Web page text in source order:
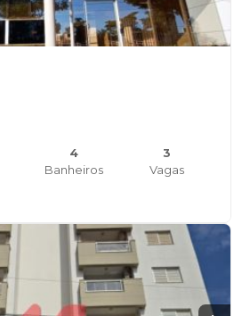
4
Banheiros
3
Vagas